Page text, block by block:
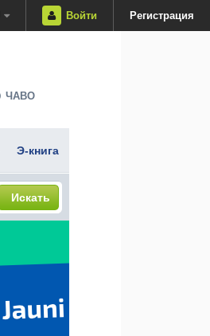
Войти Регистрация
ЧАВО
Э-книга
Искать